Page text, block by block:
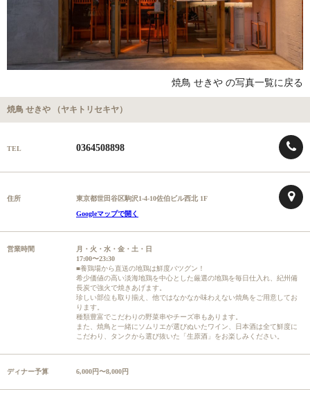
焼鳥 せきや の写真一覧に戻る
焼鳥 せきや （ヤキトリセキヤ）
TEL 0364508898
住所
東京都世田谷区駒沢1-4-10佐伯ビル西北 1F
Googleマップで開く
営業時間
月・火・水・金・土・日
17:00〜23:30
■養鶏場から直送の地鶏は鮮度バツグン！
希少価値の高い淡海地鶏を中心とした厳選の地鶏を毎日仕入れ、紀州備
長炭で強火で焼きあげます。
珍しい部位も取り揃え、他ではなかなか味わえない焼鳥をご用意してお
ります。
種類豊富でこだわりの野菜串やチーズ串もあります。
また、焼鳥と一緒にソムリエが選びぬいたワイン、日本酒は全て鮮度に
こだわり、タンクから選び抜いた「生原酒」をお楽しみください。
ディナー予算 6,000円〜8,000円